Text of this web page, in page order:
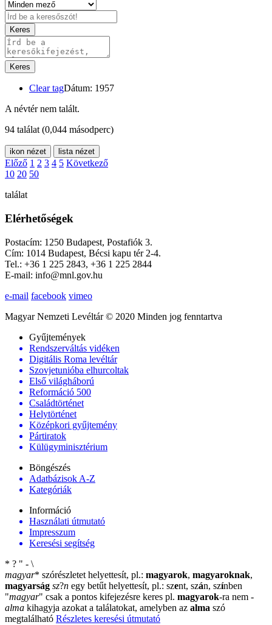
Keres
Keres
Clear tagDátum: 1957
A névtér nem talált.
94 találat (0,044 másodperc)
ikon nézet lista nézet
Előző 1 2 3 4 5 Következő
10 20 50
találat
Elérhetőségek
Postacím: 1250 Budapest, Postafiók 3.
Cím: 1014 Budapest, Bécsi kapu tér 2-4.
Tel.: +36 1 225 2843, +36 1 225 2844
E-mail: info@mnl.gov.hu
e-mail facebook vimeo
Magyar Nemzeti Levéltár © 2020 Minden jog fenntartva
Gyűjtemények
Rendszerváltás vidéken
Digitális Roma levéltár
Szovjetunióba elhurcoltak
Első világháború
Reformáció 500
Családtörténet
Helytörténet
Középkori gyűjtemény
Pártiratok
Külügyminisztérium
Böngészés
Adatbázisok A-Z
Kategóriák
Információ
Használati útmutató
Impresszum
Keresési segítség
* ? " - \
magyar* szórészletet helyettesít, pl.: magyarok, magyaroknak,
magyarság sz?n egy betűt helyettesít, pl.: szent, szán, színben
"magyar" csak a pontos kifejezésre keres pl. magyarok-ra nem -
alma kihagyja azokat a találatokat, amelyben az alma szó
megtalálható Részletes keresési útmutató